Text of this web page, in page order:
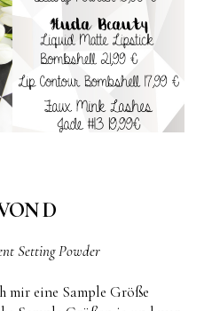
D
Setting Powder
mir eine Sample Größe